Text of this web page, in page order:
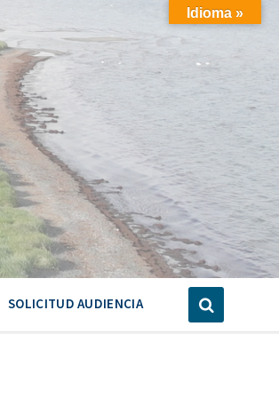
SOLICITUD AUDIENCIA
Idioma »